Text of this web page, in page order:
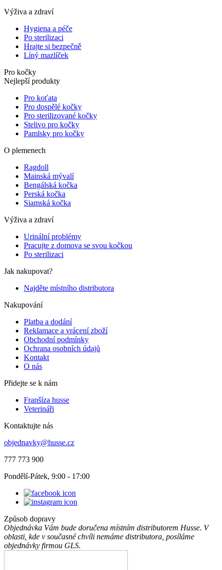
Výživa a zdraví
Hygiena a péče
Po sterilizaci
Hrajte si bezpečně
Líný mazlíček
Pro kočky
Nejlepší produkty
Pro koťata
Pro dospělé kočky
Pro sterilizované kočky
Stelivo pro kočky
Pamlsky pro kočky
O plemenech
Ragdoll
Mainská mývalí
Bengálská kočka
Perská kočka
Siamská kočka
Výživa a zdraví
Urinální problémy
Pracujte z domova se svou kočkou
Po sterilizaci
Jak nakupovat?
Najděte místního distributora
Nakupování
Platba a dodání
Reklamace a vrácení zboží
Obchodní podmínky
Ochrana osobních údajů
Kontakt
O nás
Přidejte se k nám
Franšíza husse
Veterináři
Kontaktujte nás
objednavky@husse.cz
777 773 900
Pondělí-Pátek, 9:00 - 17:00
Způsob dopravy
Objednávka Vám bude doručena místním distributorem Husse. V
oblasti, kde v současné chvíli nemáme distributora, posíláme
objednávky firmou GLS.